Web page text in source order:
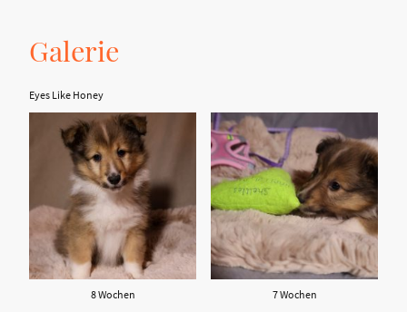
Galerie
Eyes Like Honey
8 Wochen 7 Wochen